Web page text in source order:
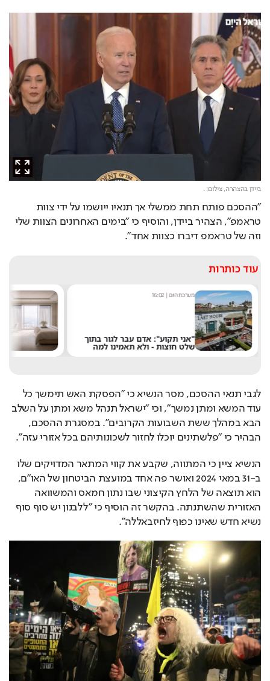
ביידן בהצהרה,צילום: .
"ההסכם פותח תחת ממשלי אך תנאיו ייושמו על ידי צוות
טראמפ", הצהיר ביידן, והוסיף כי "בימים האחרונים הצוות שלי
וזה של טראמפ דיברו כצוות אחד".
עוד כותרות
מערכת היום|
16:02
"אני תקוע": אדם עבר לגור בתוך
שלט חוצות - ולא תאמינו למה
לגבי תנאי ההסכם, מסר הנשיא כי "הפסקת האש תימשך כל
עוד המשא ומתן נמשך", וכי "ישראל תנהל משא ומתן על השלב
הבא במהלך ששת השבועות הקרובים". במסגרת ההסכם,
הבהיר כי "פלשתינים יוכלו לחזור לשכונותיהם בכל אזורי עזה".
הנשיא ציין כי המתווה, שקבע את קווי המתאר המדויקים שלו
ב-31 במאי 2024 ואושר פה אחד במועצת הביטחון של האו"ם,
הוא תוצאה של הלחץ הקיצוני שבו נתון חמאס והמשוואה
האזורית שהשתנתה. בהקשר זה הוסיף כי "ללבנון יש סוף סוף
נשיא חדש שאינו כפוף לחיזבאללה".